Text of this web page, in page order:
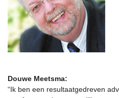
Douwe Meetsma:
“Ik ben een resultaatgedreven